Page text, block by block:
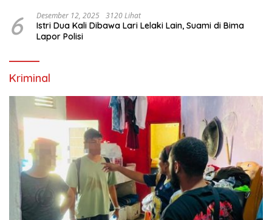
6 Desember 12, 2025 3120 Lihat
Istri Dua Kali Dibawa Lari Lelaki Lain, Suami di Bima
Lapor Polisi
Kriminal